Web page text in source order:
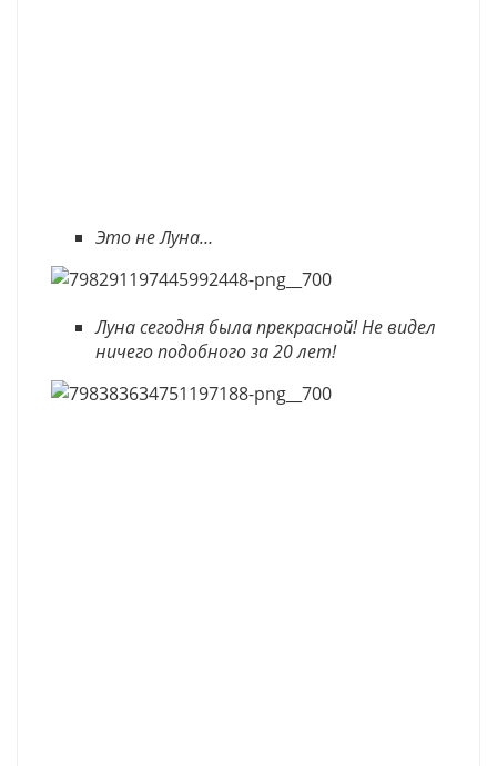
Это не Луна…
Луна сегодня была прекрасной! Не видел
ничего подобного за 20 лет!